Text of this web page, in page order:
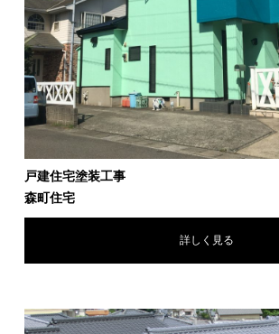
戸建住宅塗装工事
森町住宅
詳しく見る